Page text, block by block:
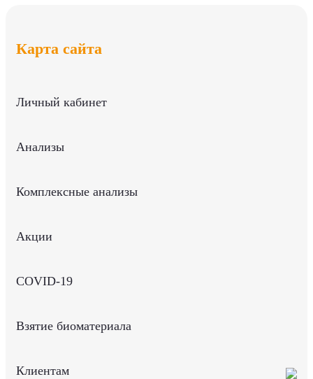
Карта сайта
Личный кабинет
Анализы
Комплексные анализы
Акции
COVID-19
Взятие биоматериала
Клиентам